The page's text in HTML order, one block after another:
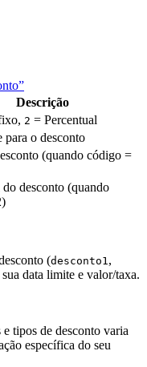
Descrição
2 = Percentual
para o desconto
(quando código =
do desconto (quando
(desconto1 ,
data limite e valor/taxa.
tipos de desconto varia
específica do seu